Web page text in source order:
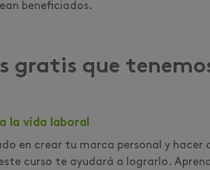
beneficiados.
gratis que
la vida laboral
en crear tu marca personal y
curso te ayudará a lograrlo.